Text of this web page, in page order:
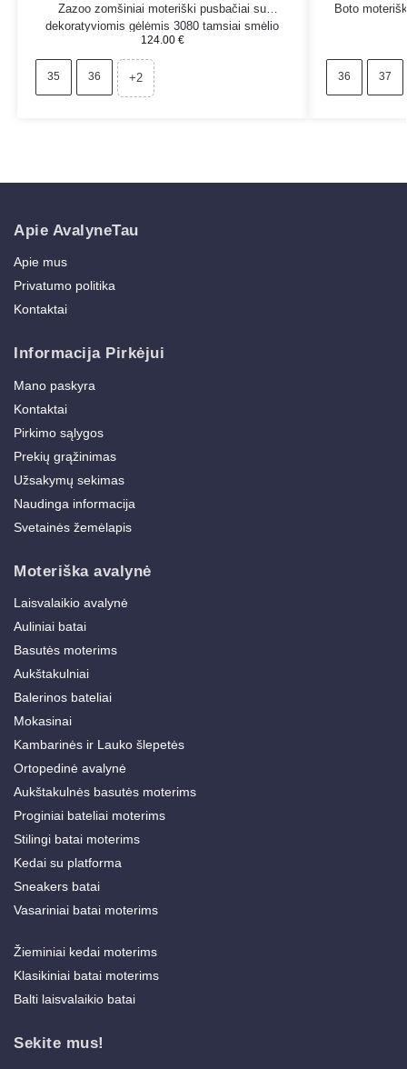
Zazoo zomšiniai moteriški pusbačiai su
dekoratyviomis gėlėmis 3080 tamsiai smėlio
spalvos
124.00 €
35 36 +2
Boto
36 37
Apie AvalyneTau
Apie mus
Privatumo politika
Kontaktai
Informacija Pirkėjui
Mano paskyra
Kontaktai
Pirkimo sąlygos
Prekių grąžinimas
Užsakymų sekimas
Naudinga informacija
Svetainės žemėlapis
Moteriška avalynė
Laisvalaikio avalynė
Auliniai batai
Basutės moterims
Aukštakulniai
Balerinos bateliai
Mokasinai
Kambarinės ir Lauko šlepetės
Ortopedinė avalynė
Aukštakulnės basutės moterims
Proginiai bateliai moterims
Stilingi batai moterims
Kedai su platforma
Sneakers batai
Vasariniai batai moterims
Žieminiai kedai moterims
Klasikiniai batai moterims
Balti laisvalaikio batai
Sekite mus!